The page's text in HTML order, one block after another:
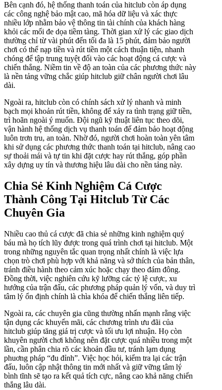
Bên cạnh đó, hệ thống thanh toán của hitclub còn áp dụng
các công nghệ bảo mật cao, mã hóa dữ liệu và xác thực
nhiều lớp nhằm bảo vệ thông tin tài chính của khách hàng
khỏi các mối đe dọa tiềm tàng. Thời gian xử lý các giao dịch
thường chỉ từ vài phút đến tối đa là 15 phút, đảm bảo người
chơi có thể nạp tiền và rút tiền một cách thuận tiện, nhanh
chóng để tập trung tuyệt đối vào các hoạt động cá cược và
chiến thắng. Niềm tin về độ an toàn của các phương thức này
là nền tảng vững chắc giúp hitclub giữ chân người chơi lâu
dài.
Ngoài ra, hitclub còn có chính sách xử lý nhanh và minh
bạch mọi khoản rút tiền, không để xảy ra tình trạng giữ tiền,
trì hoãn ngoài ý muốn. Đội ngũ kỹ thuật liên tục theo dõi,
vận hành hệ thống dịch vụ thanh toán để đảm bảo hoạt động
luôn trơn tru, an toàn. Nhờ đó, người chơi hoàn toàn yên tâm
khi sử dụng các phương thức thanh toán tại hitclub, nâng cao
sự thoải mái và tự tin khi đặt cược hay rút thắng, góp phần
xây dựng uy tín và thương hiệu lâu dài cho nền tảng này.
Chia Sẻ Kinh Nghiệm Cá Cược
Thành Công Tại Hitclub Từ Các
Chuyên Gia
Nhiều cao thủ cá cược đã chia sẻ những kinh nghiệm quý
báu mà họ tích lũy được trong quá trình chơi tại hitclub. Một
trong những nguyên tắc quan trọng nhất chính là việc lựa
chọn trò chơi phù hợp với khả năng và sở thích của bản thân,
tránh điều hành theo cảm xúc hoặc chạy theo đám đông.
Đồng thời, việc nghiên cứu kỹ lưỡng các tỷ lệ cược, xu
hướng của trận đấu, các phương pháp quản lý vốn, và duy trì
tâm lý ổn định chính là chìa khóa để chiến thắng liên tiếp.
Ngoài ra, các chuyên gia cũng thường nhấn mạnh rằng việc
tận dụng các khuyến mãi, các chương trình ưu đãi của
hitclub giúp tăng giá trị cược và tối ưu lợi nhuận. Họ còn
khuyên người chơi không nên đặt cược quá nhiều trong một
lần, cần phân chia rõ các khoản đầu tư, tránh lạm dụng
phuơng pháp “đu đỉnh”. Việc học hỏi, kiểm tra lại các trận
đấu, luôn cập nhật thông tin mới nhất và giữ vững tâm lý
bình tĩnh sẽ tạo ra kết quả tích cực, nâng cao khả năng chiến
thắng lâu dài.